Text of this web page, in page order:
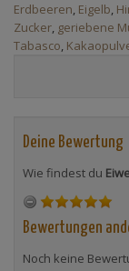
Erdbeeren, Eigelb,
Zucker, geriebene
Tabasco,
Deine Bewertung
Wie findest du
Bewertungen
Noch keine